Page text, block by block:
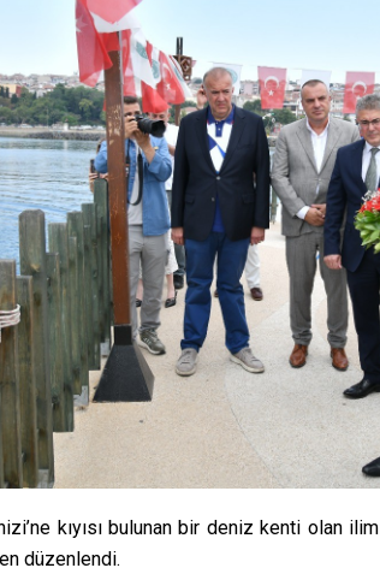
kıyısı bulunan bir deniz kenti olan
düzenlendi.